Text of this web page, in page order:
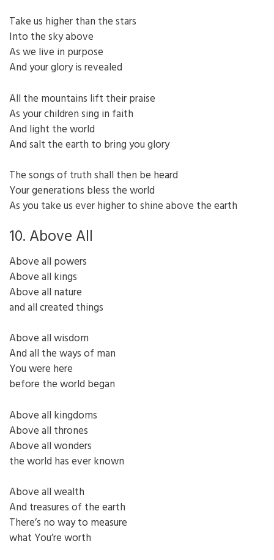
Take us higher than the stars
Into the sky above
As we live in purpose
And your glory is revealed
All the mountains lift their praise
As your children sing in faith
And light the world
And salt the earth to bring you glory
The songs of truth shall then be heard
Your generations bless the world
As you take us ever higher to shine above the earth
10. Above All
Above all powers
Above all kings
Above all nature
and all created things
Above all wisdom
And all the ways of man
You were here
before the world began
Above all kingdoms
Above all thrones
Above all wonders
the world has ever known
Above all wealth
And treasures of the earth
There’s no way to measure
what You’re worth